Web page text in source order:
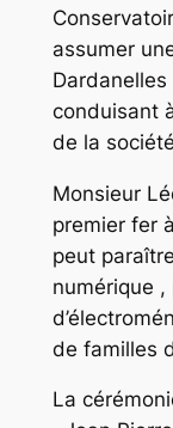
assumer
conduisant
de la
Monsieur
premier fer
peut
numérique
de familles
La